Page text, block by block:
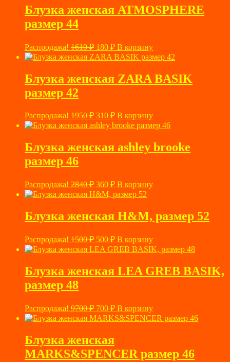
2150 ₽.
Блузка женская ATMOSPHERE
размер 44
Распродажа! 1610₽ Первоначальная
цена
составляла
1610 ₽.
180 ₽Текущая
цена:
В корзину
Блузка женская ZARA BASIK
размер 42
Распродажа! 1950₽ Первоначальная
цена
составляла
310 ₽Текущая
цена:
В корзину
Блузка женская ashley brooke
размер 46
Распродажа! 2840₽ Первоначальная
цена
составляла
2840 ₽.
360 ₽Текущая
цена:
В корзину
Блузка женская H&M, размер 52
Распродажа! 1500₽ Первоначальная
цена
составляла
1500 ₽.
500 ₽Текущая
цена:
В корзину
Блузка женская LEA GREB BASIK,
размер 48
Распродажа! 9700₽ Первоначальная
цена
составляла
700 ₽Текущая
цена:
В корзину
Блузка женская
MARKS&SPENCER размер 46